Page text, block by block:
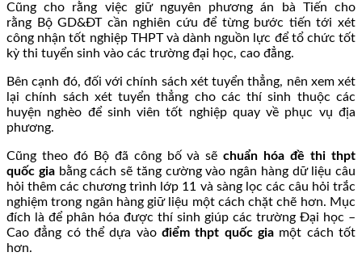
Cũng cho rằng việc giữ nguyên phương án bà Tiến cho
rằng Bộ GD&ĐT cần nghiên cứu để từng bước tiến tới xét
công nhận tốt nghiệp THPT và dành nguồn lực để tổ chức tốt
kỳ thi tuyển sinh vào các trường đại học, cao đẳng.
Bên cạnh đó, đối với chính sách xét tuyển thẳng, nên xem xét
lại chính sách xét tuyển thẳng cho các thí sinh thuộc các
huyện nghèo để sinh viên tốt nghiệp quay về phục vụ địa
phương.
Cũng theo đó Bộ đã công bố và sẽchuẩn hóa đề thi thpt
quốc gia bằng cách sẽ tăng cường vào ngân hàng dữ liệu câu
hỏi thêm các chương trình lớp 11 và sàng lọc các câu hỏi trắc
nghiệm trong ngân hàng giữ liệu một cách chặt chẽ hơn. Mục
đích là để phân hóa được thí sinh giúp các trường Đại học –
Cao đẳng có thể dựa vào điểm thpt quốc gia một cách tốt
hơn.